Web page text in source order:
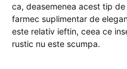
ca, deasemenea acest tip
farmec suplimentar de
este relativ ieftin, ceea ce
rustic nu este scumpa.